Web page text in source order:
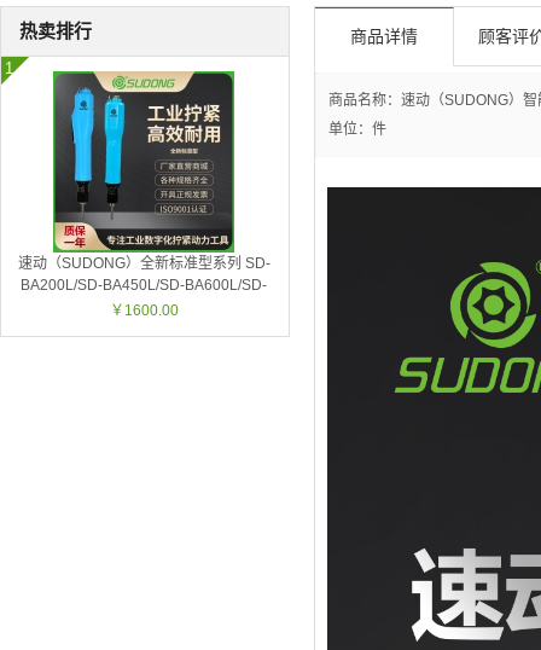
商品详情 顾客评
商品名称：速动（SUDONG）
单位：件
热卖排行
速动（SUDONG）全新标准型系列 SD-
BA200L/SD-BA450L/SD-BA600L/SD-
BA450P/SD-BA700P
￥1600.00